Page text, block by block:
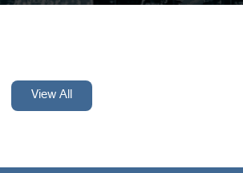
View All